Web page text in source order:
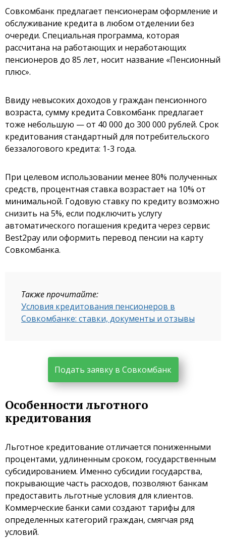
Совкомбанк предлагает пенсионерам оформление и
обслуживание кредита в любом отделении без
очереди. Специальная программа, которая
рассчитана на работающих и неработающих
пенсионеров до 85 лет, носит название «Пенсионный
плюс».
Ввиду невысоких доходов у граждан пенсионного
возраста, сумму кредита Совкомбанк предлагает
тоже небольшую — от 40 000 до 300 000 рублей. Срок
кредитования стандартный для потребительского
беззалогового кредита: 1-3 года.
При целевом использовании менее 80% полученных
средств, процентная ставка возрастает на 10% от
минимальной. Годовую ставку по кредиту возможно
снизить на 5%, если подключить услугу
автоматического погашения кредита через сервис
Best2pay или оформить перевод пенсии на карту
Совкомбанка.
Также прочитайте:
Условия кредитования пенсионеров в
Совкомбанке: ставки, документы и отзывы
Подать заявку в Совкомбанк
Особенности льготного
кредитования
Льготное кредитование отличается пониженными
процентами, удлиненным сроком, государственным
субсидированием. Именно субсидии государства,
покрывающие часть расходов, позволяют банкам
предоставить льготные условия для клиентов.
Коммерческие банки сами создают тарифы для
определенных категорий граждан, смягчая ряд
условий.